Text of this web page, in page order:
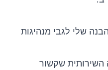
שלי לגבי מנהיגות
השירותית שקשור